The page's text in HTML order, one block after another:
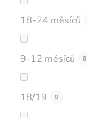
18-24 měsíců
9-12 měsíců 0
18/19 0